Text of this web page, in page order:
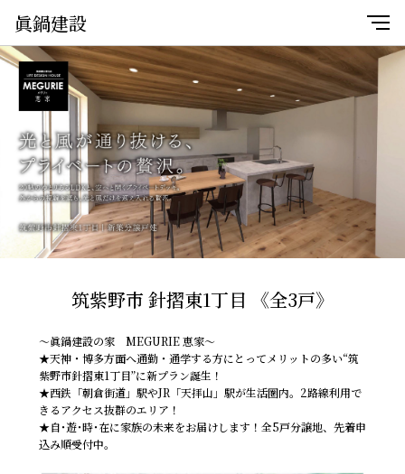
眞鍋建設
筑紫野市 針摺東1丁目 《全3戸》
～眞鍋建設の家 MEGURIE 恵家～
★天神・博多方面へ通勤・通学する方にとってメリットの多い“筑
紫野市針摺東1丁目”に新プラン誕生！
★西鉄「朝倉街道」駅やJR「天拝山」駅が生活圏内。2路線利用で
きるアクセス抜群のエリア！
★自･遊･時･在に家族の未来をお届けします！全5戸分譲地、先着申
込み順受付中。